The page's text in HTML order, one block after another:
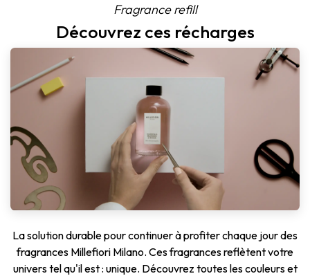
Fragrance refill
Découvrez ces récharges
La solution durable pour continuer à profiter chaque jour des
fragrances Millefiori Milano. Ces fragrances reflètent votre
univers tel qu'il est : unique. Découvrez toutes les couleurs et